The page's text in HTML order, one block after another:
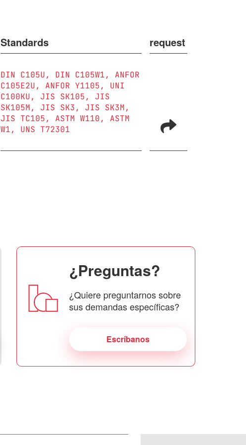
Standards request
DIN C105U DIN C105W1
ANFOR
C105E2U
ANFOR Y1105
UNI
C100KU
JIS SK105
JIS
SK105M
JIS SK3
JIS SK3M
JIS TC105
ASTM W110
ASTM
W1
UNS T72301
¿Preguntas?
¿Quiere preguntarnos sobre
sus demandas específicas?
Escríbanos